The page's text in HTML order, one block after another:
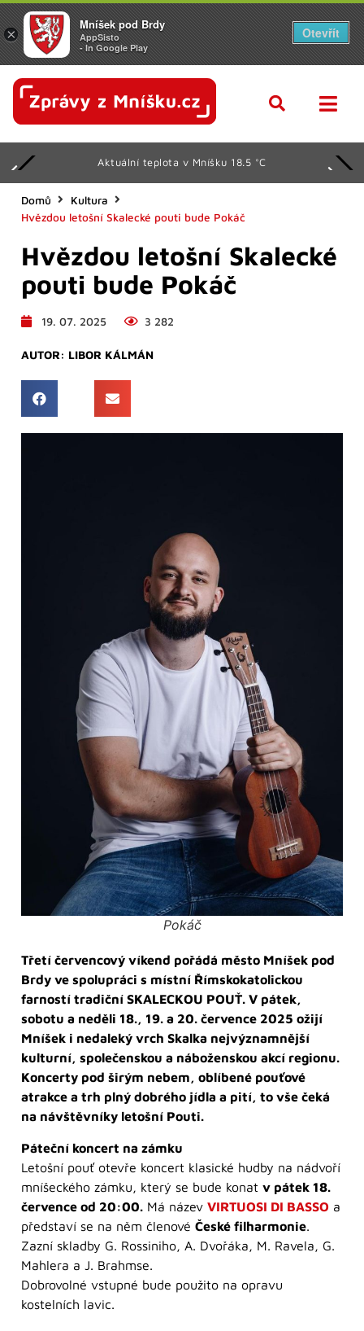
Aktuální teplota v Mníšku 18.5 °C
Domů
Kultura
Hvězdou letošní Skalecké pouti bude Pokáč
Hvězdou letošní Skalecké
pouti bude Pokáč
19. 07. 2025 3 282
AUTOR: LIBOR KÁLMÁN
Pokáč
Třetí červencový víkend pořádá město Mníšek pod
Brdy ve spolupráci s místní Římskokatolickou
farností tradiční SKALECKOU POUŤ. V pátek,
sobotu a neděli 18., 19. a 20. července 2025 ožijí
Mníšek i nedaleký vrch Skalka nejvýznamnější
kulturní, společenskou a náboženskou akcí regionu.
Koncerty pod širým nebem, oblíbené pouťové
atrakce a trh plný dobrého jídla a pití, to vše čeká
na návštěvníky letošní Pouti.
Páteční koncert na zámku
Letošní pouť otevře koncert klasické hudby na nádvoří
mníšeckého zámku, který se bude konat v pátek 18.
července od 20:00. Má název VIRTUOSI DI BASSO a
představí se na něm členové České filharmonie.
Zazní skladby G. Rossiniho, A. Dvořáka, M. Ravela, G.
Mahlera a J. Brahmse.
Dobrovolné vstupné bude použito na opravu
kostelních lavic.
×
Mníšek pod Brdy
AppSisto
- In Google Play
Otevřít